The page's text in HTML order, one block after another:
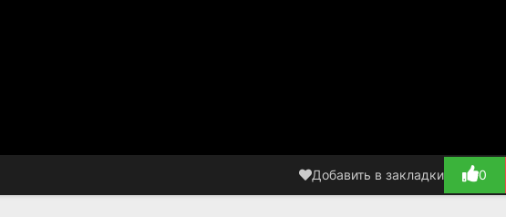
Добавить в закладки 0